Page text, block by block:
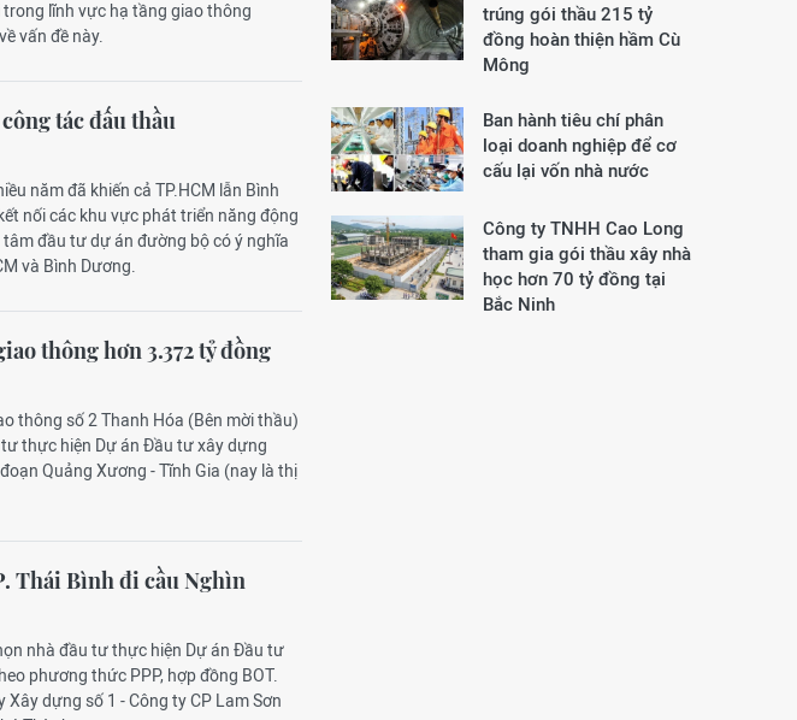
lĩnh vực hạ tầng giao thông
vấn đề này.
tác đấu thầu
năm đã khiến cả TP.HCM lẫn Bình
nối các khu vực phát triển năng động
đầu tư dự án đường bộ có ý nghĩa
và Bình Dương.
thông hơn 3.372 tỷ đồng
thông số 2 Thanh Hóa (Bên mời thầu)
thực hiện Dự án Đầu tư xây dựng
Quảng Xương - Tĩnh Gia (nay là thị
Thái Bình đi cầu Nghìn
nhà đầu tư thực hiện Dự án Đầu tư
phương thức PPP, hợp đồng BOT.
dựng số 1 - Công ty CP Lam Sơn
trúng gói thầu 215 tỷ
đồng hoàn thiện hầm Cù
Mông
Ban hành tiêu chí phân
loại doanh nghiệp để cơ
cấu lại vốn nhà nước
Công ty TNHH Cao Long
tham gia gói thầu xây nhà
học hơn 70 tỷ đồng tại
Bắc Ninh